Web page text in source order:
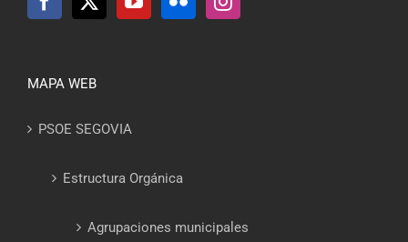
MAPA WEB
PSOE SEGOVIA
Estructura Orgánica
Agrupaciones municipales